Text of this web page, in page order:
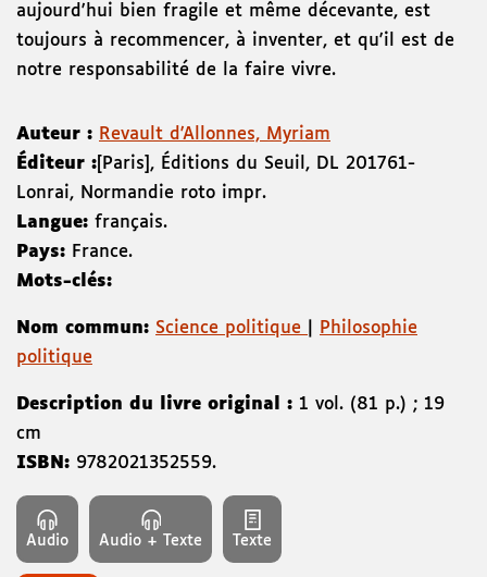
aujourd'hui bien fragile et même décevante, est
toujours à recommencer, à inventer, et qu'il est de
notre responsabilité de la faire vivre.
Auteur : Revault d'Allonnes, Myriam
Éditeur : [Paris] , Éditions du Seuil , DL 201761-
Lonrai, Normandie roto impr.
Langue: français.
Pays: France.
Mots-clés:
Nom commun: Science politique
Philosophie
politique
Description du livre original : 1 vol. (81 p.) ; 19
cm
ISBN: 9782021352559.
Audio Audio + Texte Texte